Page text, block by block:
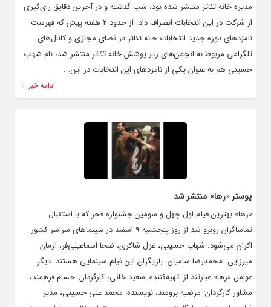
مدیره خانه تئاتر منتشر شده بود، شب گذشته و در آخرین دقایق رای‌گیری
از شرکت در این انتخابات انصراف داد. از حدود ۲ هفته پیش که فهرست
نامزدهای دوره جدید انتخابات خانه تئاتر در فضای مجازی و کانال‌های
تلگرامی مربوط به انجمن‌های زیر پوشش خانه تئاتر منتشر شد، نام شهاب
حسینی هم به عنوان یکی از نامزدهای این انتخابات در این...
ادامه خبر
پوستر «رها» منتشر شد
«رها» بهترین فیلم اول چهل و سومین جشنواره فجر که با استقبال
تماشاگران روبرو شد از روز پنجشنبه ۹ اسفند در سینماهای سراسر کشور
اکران می‌شود. شهاب حسینی، غزل شاکری، ضحا اسماعیلی‌فر، آرمان
میرزایی، محمدرضا سامیان، بازیگران این فیلم سینمایی هستند. دیگر
عوامل «رها» عبارتند از: تهیه‌کننده: سعید خانی، کارگردان: حسام فرهمند،
مشاور کارگردان: مرضیه برومند، نویسنده: محمد علی حسینی، مدیر